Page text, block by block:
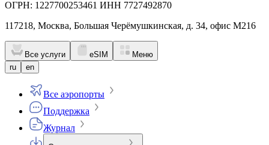
ОГРН: 1227700253461 ИНН 7727492870
117218, Москва, Большая Черёмушкинская, д. 34, офис М216
Все услуги eSIM
Меню
ru
en
Все аэропорты
Поддержка
Журнал